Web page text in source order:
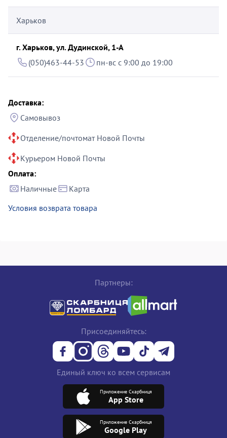
Харьков
г. Харьков, ул. Дудинской, 1-А
(050)463-44-53
пн-вс с 9:00 до 19:00
Доставка:
Самовывоз
Отделение/почтомат Новой Почты
Курьером Новой Почты
Оплата:
Наличные
Карта
Условия возврата товара
Партнеры:
Присоединяйтесь:
Единый ключ ко всем сервисам
Приложение Скарбниця
App Store
Приложение Скарбниця
Google Play